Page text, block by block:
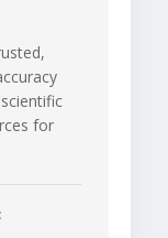
for